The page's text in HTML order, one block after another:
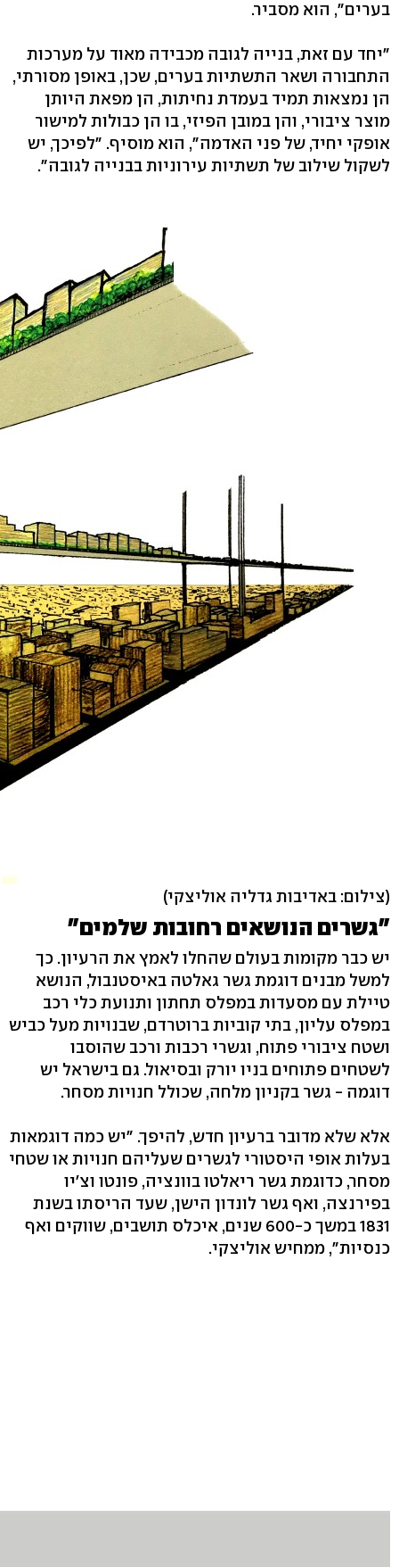
בערים", הוא מסביר.
"יחד עם זאת, בנייה לגובה מכבידה מאוד על מערכות
התחבורה ושאר התשתיות בערים, שכן, באופן מסורתי,
הן נמצאות תמיד בעמדת נחיתות, הן מפאת היותן
מוצר ציבורי, והן במובן הפיזי, בו הן כבולות למישור
אופקי יחיד, של פני האדמה", הוא מוסיף. "לפיכך, יש
לשקול שילוב של תשתיות עירוניות בבנייה לגובה".
(צילום: באדיבות גדליה אוליצקי)
"גשרים הנושאים רחובות שלמים"
יש כבר מקומות בעולם שהחלו לאמץ את הרעיון. כך
למשל מבנים דוגמת גשר גאלטה באיסטנבול, הנושא
טיילת עם מסעדות במפלס תחתון ותנועת כלי רכב
במפלס עליון, בתי קוביות ברוטרדם, שבנויות מעל כביש
ושטח ציבורי פתוח, וגשרי רכבות ורכב שהוסבו
לשטחים פתוחים בניו יורק ובסיאול. גם בישראל יש
דוגמה - גשר בקניון מלחה, שכולל חנויות מסחר.
אלא שלא מדובר ברעיון חדש, להיפך. "יש כמה דוגמאות
בעלות אופי היסטורי לגשרים שעליהם חנויות או שטחי
מסחר, כדוגמת גשר ריאלטו בוונציה, פונטו וצ'יו
בפירנצה, ואף גשר לונדון הישן, שעד הריסתו בשנת
1831 במשך כ-600 שנים, איכלס תושבים, שווקים ואף
כנסיות", ממחיש אוליצקי.